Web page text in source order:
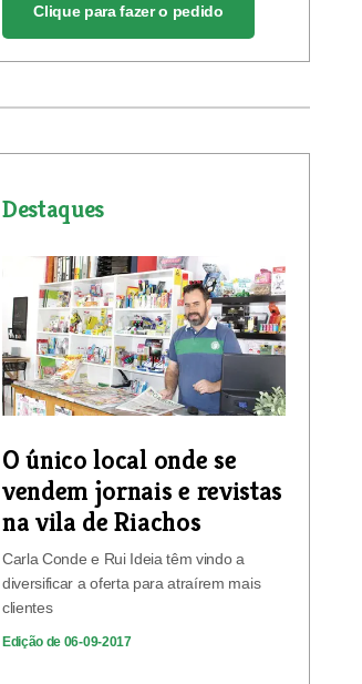
Clique para fazer o pedido
Destaques
O único local onde se
vendem jornais e revistas
na vila de Riachos
Carla Conde e Rui Ideia têm vindo a
diversificar a oferta para atraírem mais
clientes
Edição de 06-09-2017